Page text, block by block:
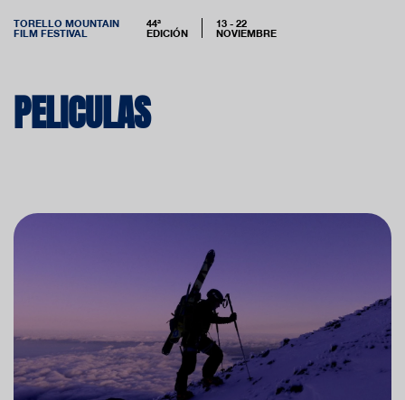
TORELLO MOUNTAIN
FILM FESTIVAL
44ª
EDICIÓN
13 - 22
NOVIEMBRE
PELICULAS